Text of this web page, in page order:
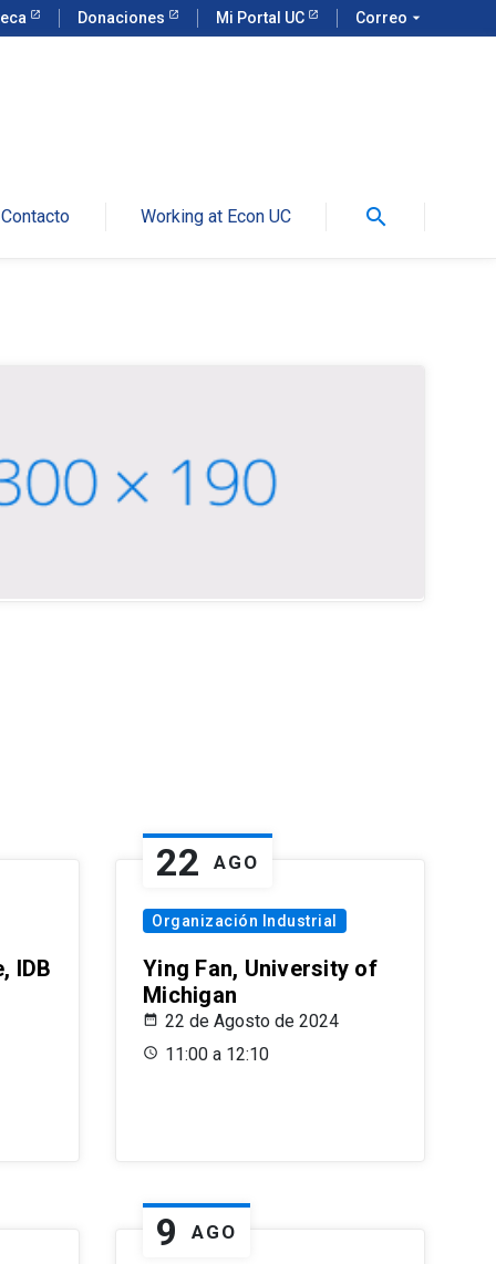
Donaciones Mi Portal UC Correo arrow_drop_down
Contacto Working at Econ UC search
IDB
22 AGO
Organización Industrial
Ying Fan, University of
Michigan
22 de Agosto de 2024
11:00 a 12:10
9 AGO